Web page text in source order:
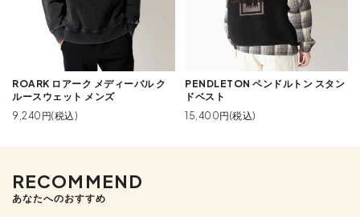
ROARK ロアーク メディーバル ク
ルースウェット メンズ
9,240円(税込)
PENDLETON ペンドルトン スタン
ドベスト
15,400円(税込)
RECOMMEND
あなたへのおすすめ